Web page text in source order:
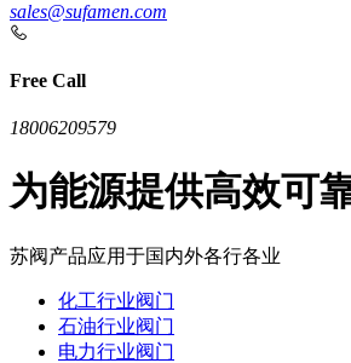
sales@sufamen.com
Free Call
18006209579
为能源提供高效可
苏阀产品应用于国内外各行各业
化工行业阀门
石油行业阀门
电力行业阀门